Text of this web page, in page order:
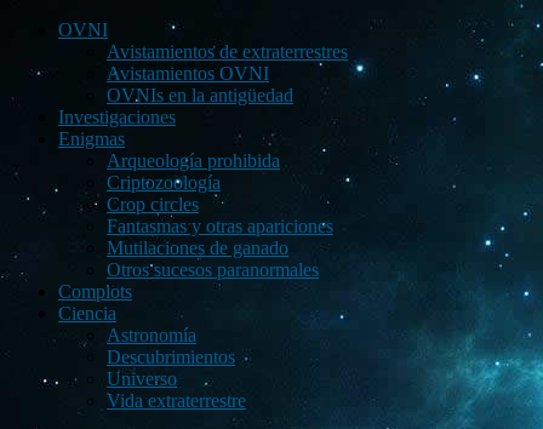
OVNI
Avistamientos de extraterrestres
Avistamientos OVNI
OVNIs en la antigüedad
Investigaciones
Enigmas
Arqueología prohibida
Criptozoología
Crop circles
Fantasmas y otras apariciones
Mutilaciones de ganado
Otros sucesos paranormales
Complots
Ciencia
Astronomía
Descubrimientos
Universo
Vida extraterrestre